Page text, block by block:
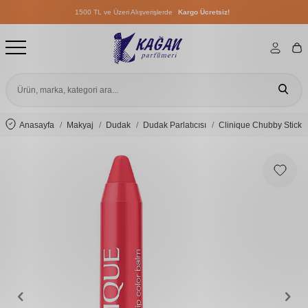
1500 TL ve Üzeri Alışverişlerde Kargo Ücretsiz!
1500 TL ve Üzeri Alışverişlerde
1500 TL ve Üzeri Alışverişlerde
Anasayfa Makyaj Dudak Dudak Parlatıcısı Clinique Chubby Stick